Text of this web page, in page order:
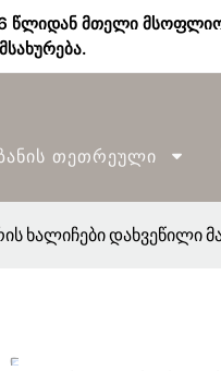
წლიდან მთელი
Თეთრეული
ხალიჩები დახვეწილი